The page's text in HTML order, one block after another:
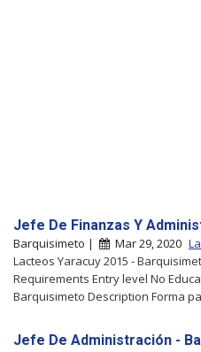
Jefe De Finanzas Y
Barquisimeto | Mar 29, 2020
Lacteos Yaracuy 2015 -
Requirements Entry level No
Barquisimeto Description Forma
Jefe De Administración -